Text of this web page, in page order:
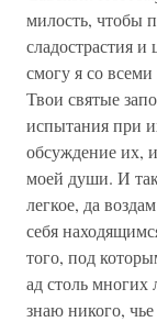
милость, чтобы
сладострастия
смогу я со
Твои святые
испытания при
обсуждение их,
моей души. И
легкое, да
себя
того, под
ад столь многих
знаю никого,